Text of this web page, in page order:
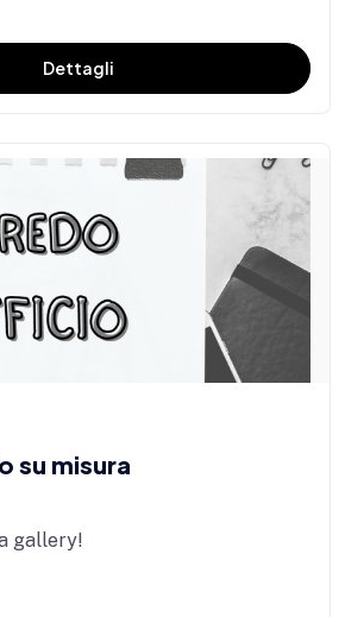
Dettagli
su misura
gallery!